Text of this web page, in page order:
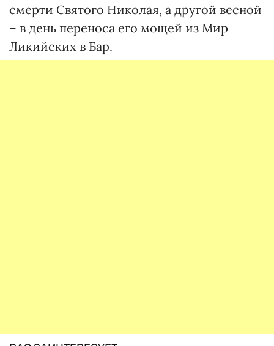
смерти Святого Николая, а другой весной
– в день переноса его мощей из Мир
Ликийских в Бар.